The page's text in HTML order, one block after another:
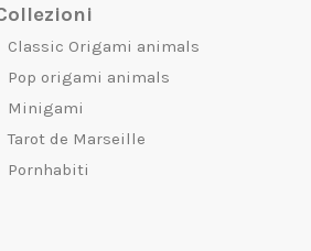
Classic Origami animals
Pop origami animals
Minigami
Tarot de Marseille
Pornhabiti